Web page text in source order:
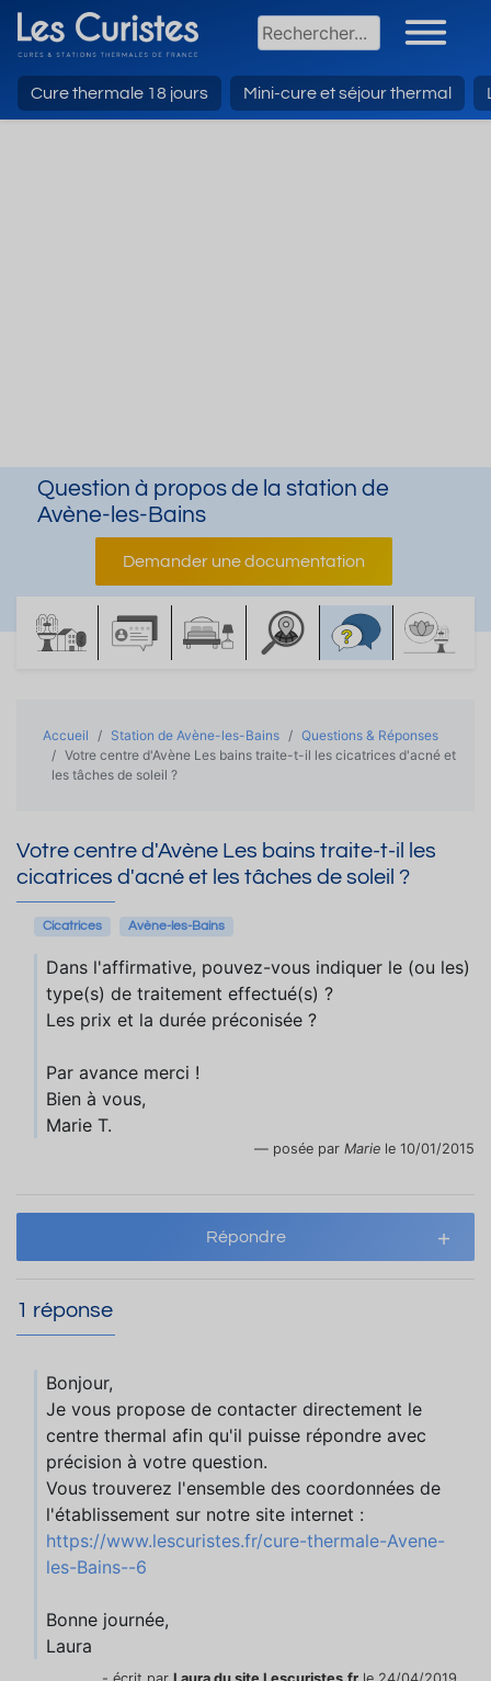
Cure thermale 18 jours Mini-cure et séjour thermal
Question à propos de la station de
Avène-les-Bains
Demander une documentation
Accueil Station de Avène-les-Bains
Questions & Réponses
Votre centre d'Avène Les bains traite-t-il les cicatrices d'acné et
les tâches de soleil ?
Votre centre d'Avène Les bains traite-t-il les
cicatrices d'acné et les tâches de soleil ?
Cicatrices Avène-les-Bains
Dans l'affirmative, pouvez-vous indiquer le (ou les)
type(s) de traitement effectué(s) ?
Les prix et la durée préconisée ?
Par avance merci !
Bien à vous,
Marie T.
posée par Marie le 10/01/2015
Répondre
1 réponse
Bonjour,
Je vous propose de contacter directement le
centre thermal afin qu'il puisse répondre avec
précision à votre question.
Vous trouverez l'ensemble des coordonnées de
l'établissement sur notre site internet :
https://www.lescuristes.fr/cure-thermale-Avene-
les-Bains--6
Bonne journée,
Laura